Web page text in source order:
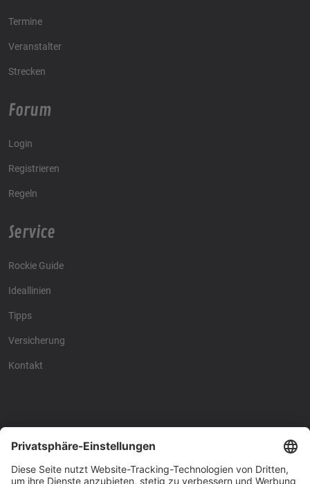
Termine
Veranstalter
Strecken
Forum
Login
Registrieren
Regeln
Service
Rockie Guide
Ideallinien
Tipps
Versicherung
Kontakt